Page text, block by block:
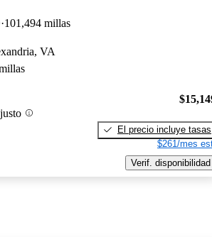
101,494 millas
VA
El precio incluye tasas
$261/mes
Verif. disponibilidad